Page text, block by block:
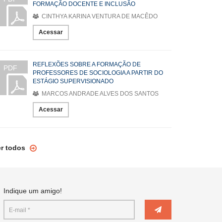
FORMAÇÃO DOCENTE E INCLUSÃO
CINTHYA KARINA VENTURA DE MACÊDO
Acessar
PDF
REFLEXÕES SOBRE A FORMAÇÃO DE
PROFESSORES DE SOCIOLOGIA A PARTIR DO
ESTÁGIO SUPERVISIONADO
MARCOS ANDRADE ALVES DOS SANTOS
Acessar
todos
Indique um amigo!